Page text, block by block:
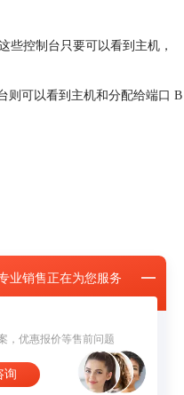
业销售正在为您服务
，优惠报价等售前问题
询
些控制台只要可以看到主机，
则可以看到主机和分配给端口 B